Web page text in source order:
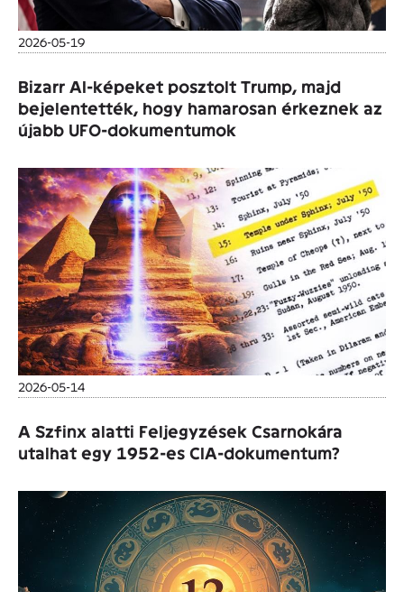
2026-05-19
Bizarr AI-képeket posztolt Trump, majd
bejelentették, hogy hamarosan érkeznek az
újabb UFO-dokumentumok
2026-05-14
A Szfinx alatti Feljegyzések Csarnokára
utalhat egy 1952-es CIA-dokumentum?